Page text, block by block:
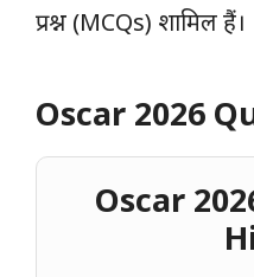
प्रश्न (MCQs) शामिल हैं।
Oscar 2026
Oscar